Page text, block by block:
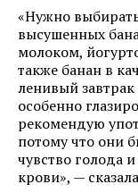
«Нужно
высушенных
молоком,
также банан в
ленивый
особенно
рекомендую
потому что они
чувство голода
крови», —